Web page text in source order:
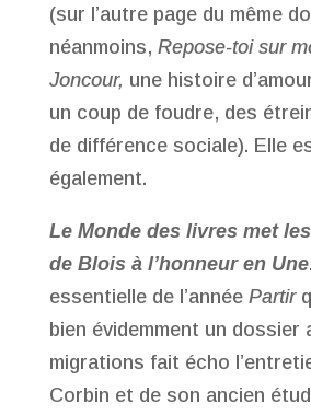
(sur l’autre page du même
néanmoins, Repose-toi sur
Joncour, une histoire
un coup de foudre, des
de différence sociale). Elle
également.
Le Monde des livres met
de Blois à l’honneur en Une
essentielle de l’année Partir
bien évidemment un dossier
migrations fait écho
Corbin et de son ancien